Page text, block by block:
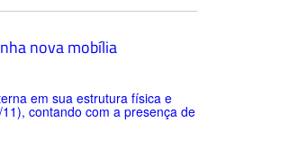
nova mobília
em sua estrutura física e
contando com a presença de